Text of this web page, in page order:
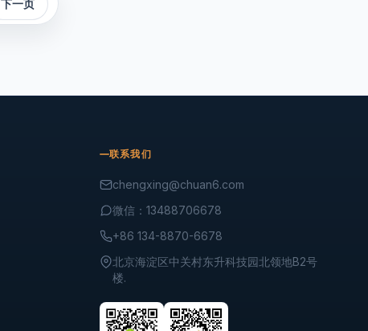
下一页
联系我们
chengxing@chuan6.com
微信：13488706678
+86 134-8870-6678
北京海淀区中关村东升科技园北领地B2号
楼.